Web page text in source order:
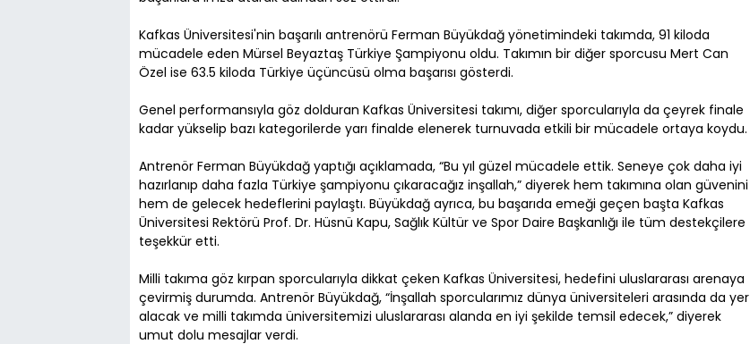
Kafkas Üniversitesi'nin başarılı antrenörü Ferman Büyükdağ yönetimindeki takımda, 91 kiloda
mücadele eden Mürsel Beyaztaş Türkiye Şampiyonu oldu. Takımın bir diğer sporcusu Mert Can
Özel ise 63.5 kiloda Türkiye üçüncüsü olma başarısı gösterdi.
Genel performansıyla göz dolduran Kafkas Üniversitesi takımı, diğer sporcularıyla da çeyrek finale
kadar yükselip bazı kategorilerde yarı finalde elenerek turnuvada etkili bir mücadele ortaya koydu.
Antrenör Ferman Büyükdağ yaptığı açıklamada, “Bu yıl güzel mücadele ettik. Seneye çok daha iyi
hazırlanıp daha fazla Türkiye şampiyonu çıkaracağız inşallah,” diyerek hem takımına olan güvenini
hem de gelecek hedeflerini paylaştı. Büyükdağ ayrıca, bu başarıda emeği geçen başta Kafkas
Üniversitesi Rektörü Prof. Dr. Hüsnü Kapu, Sağlık Kültür ve Spor Daire Başkanlığı ile tüm destekçilere
teşekkür etti.
Milli takıma göz kırpan sporcularıyla dikkat çeken Kafkas Üniversitesi, hedefini uluslararası arenaya
çevirmiş durumda. Antrenör Büyükdağ, “İnşallah sporcularımız dünya üniversiteleri arasında da yer
alacak ve milli takımda üniversitemizi uluslararası alanda en iyi şekilde temsil edecek,” diyerek
umut dolu mesajlar verdi.